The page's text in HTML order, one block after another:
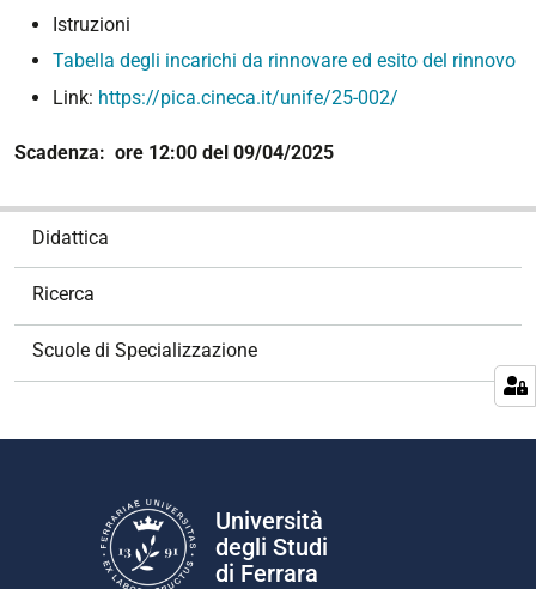
Istruzioni
Tabella degli incarichi da rinnovare ed esito del rinnovo
Link: https://pica.cineca.it/unife/25-002/
Scadenza: ore 12:00 del 09/04/2025
Didattica
Ricerca
Scuole di Specializzazione
Università
degli Studi
di Ferrara